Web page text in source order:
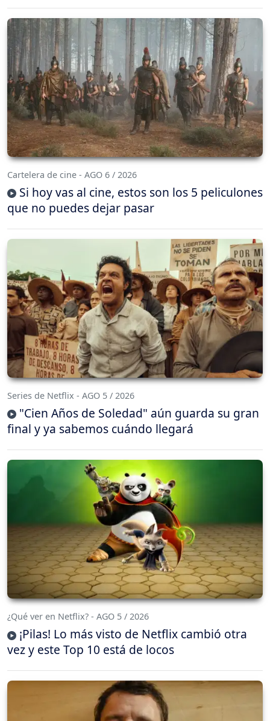
Cartelera de cine - AGO 6 / 2026
Si hoy vas al cine, estos son los 5 peliculones
que no puedes dejar pasar
Series de Netflix - AGO 5 / 2026
"Cien Años de Soledad" aún guarda su gran
final y ya sabemos cuándo llegará
¿Qué ver en Netflix? - AGO 5 / 2026
¡Pilas! Lo más visto de Netflix cambió otra
vez y este Top 10 está de locos